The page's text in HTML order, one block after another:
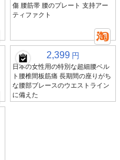
傷 腰筋帯 腰のプレート 支持アー
ティファクト
2,399 円
日本の女性用の特別な超細腰ベル
ト腰椎間板筋痛 長期間の座りがち
な腰部ブレースのウエストライン
に備えた